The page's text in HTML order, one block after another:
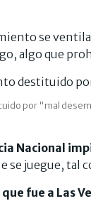
se
algo que
por "mal
Nacional
se juegue, tal
fue a Las